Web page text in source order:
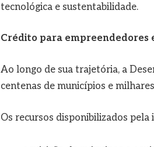
tecnológica e sustentabilidade.
Crédito para empreendedores
Ao longo de sua trajetória, a
centenas de municípios e
Os recursos disponibilizados